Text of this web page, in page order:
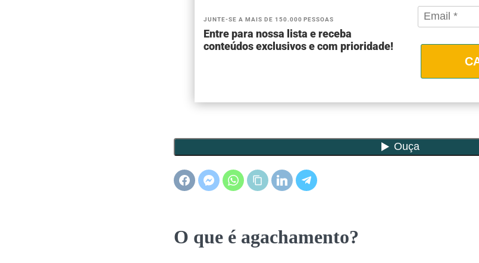
JUNTE-SE A MAIS DE 150.000 PESSOAS
Entre para nossa lista e receba
conteúdos exclusivos e com prioridade!
O que é agachamento?